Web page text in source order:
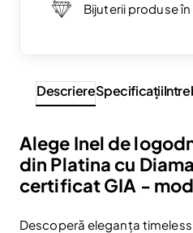
Bijuterii produse
DescriereSpecificaţii
Alege Inel de
din Platina cu
certificat GIA -
Descoperă eleganța timeless